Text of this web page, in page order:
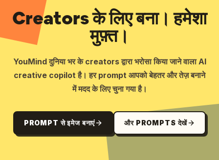
Creators के लिए बना। हमेशा
मुफ़्त।
YouMind दुनिया भर के creators द्वारा भरोसा किया जाने वाला AI
creative copilot है। हर prompt आपको बेहतर और तेज़ बनाने
में मदद के लिए चुना गया है।
PROMPT से इमेज बनाएं और PROMPTS देखें